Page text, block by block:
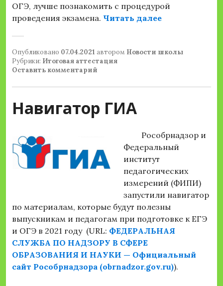
ОГЭ, лучше познакомить с процедурой
проведения экзамена. Читать далее«Акция “ОГЭ
Опубликовано 07.04.2021 автором Новости школы
Рубрики: Итоговая аттестация
Оставить комментарий
Навигатор ГИА
Рособрнадзор и
Федеральный
институт
педагогических
измерений (ФИПИ)
запустили навигатор
по материалам, которые будут полезны
выпускникам и педагогам при подготовке к ЕГЭ
и ОГЭ в 2021 году (URL: ФЕДЕРАЛЬНАЯ
СЛУЖБА ПО НАДЗОРУ В СФЕРЕ
ОБРАЗОВАНИЯ И НАУКИ — Официальный
сайт Рособрнадзора (obrnadzor.gov.ru)).